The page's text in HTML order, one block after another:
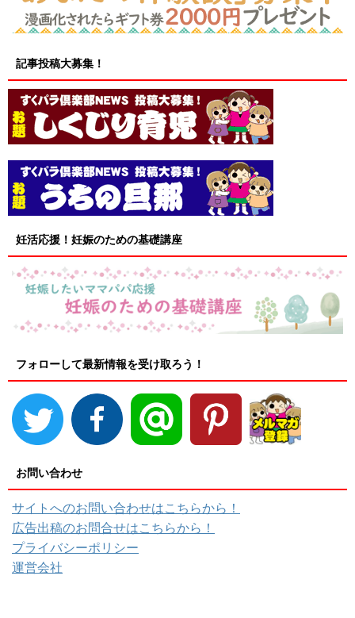
記事投稿大募集！
妊活応援！妊娠のための基礎講座
フォローして最新情報を受け取ろう！
お問い合わせ
サイトへのお問い合わせはこちらから！
広告出稿のお問合せはこちらから！
プライバシーポリシー
運営会社